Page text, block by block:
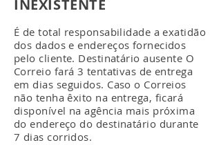
INEXISTENTE
É de total responsabilidade a exatidão
dos dados e endereços fornecidos
pelo cliente. Destinatário ausente O
Correio fará 3 tentativas de entrega
em dias seguidos. Caso o Correios
não tenha êxito na entrega, ficará
disponível na agência mais próxima
do endereço do destinatário durante
7 dias corridos.